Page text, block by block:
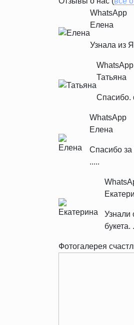
WhatsApp
Елена
Узнала из
WhatsApp
Татьяна
Спасибо.
WhatsApp
Елена
Спасибо за
.....
Узнали
букета.
Фотогалерея